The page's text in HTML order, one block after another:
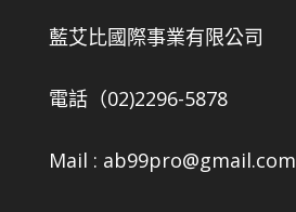
藍艾比國際事業有限公司
電話（02)2296-5878
Mail : ab99pro@gmail.com